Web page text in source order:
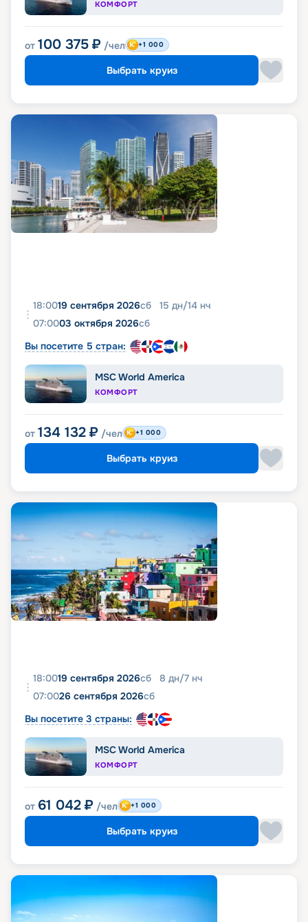
КОМФОРТ
от 100 375 ₽ /чел +1 000
Выбрать круиз
18:0019 сентября 2026сб 15 дн/14 нч
07:0003 октября 2026сб
Вы посетите 5 стран:
MSC World America
КОМФОРТ
от 134 132 ₽ /чел +1 000
Выбрать круиз
18:0019 сентября 2026сб 8 дн/7 нч
07:0026 сентября 2026сб
Вы посетите 3 страны:
MSC World America
КОМФОРТ
от 61 042 ₽ /чел +1 000
Выбрать круиз